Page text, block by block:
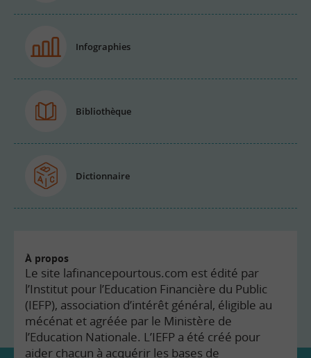
Infographies
Bibliothèque
Dictionnaire
À propos
Le site lafinancepourtous.com est édité par
l’Institut pour l’Education Financière du Public
(IEFP), association d’intérêt général, éligible au
mécénat et agréée par le Ministère de
l’Education Nationale. L’IEFP a été créé pour
aider chacun à acquérir les bases de